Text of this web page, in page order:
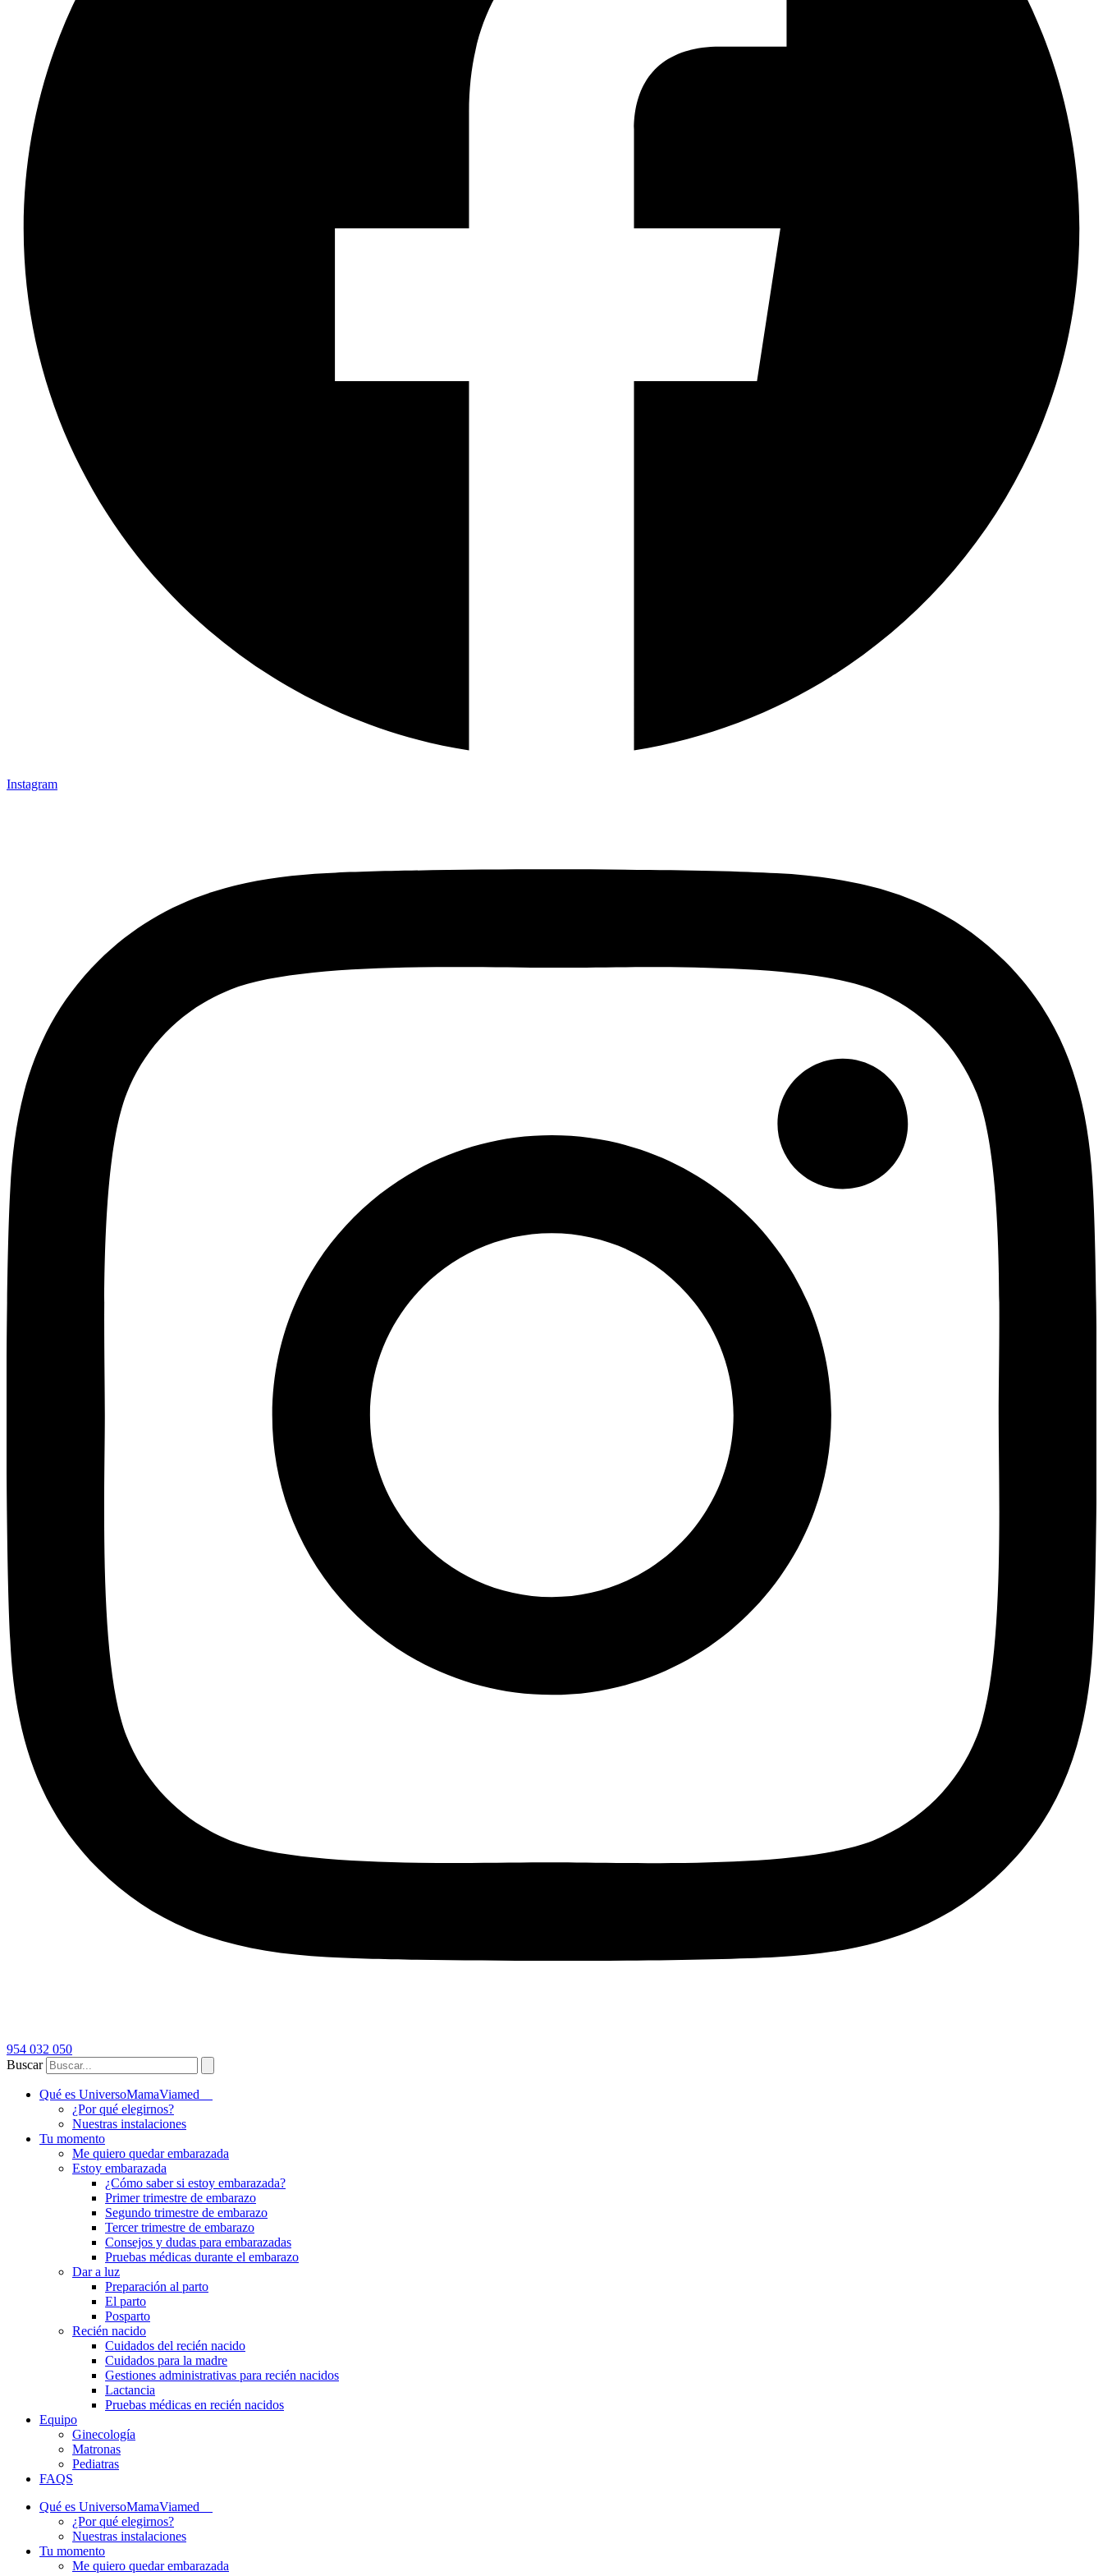
Instagram
954 032 050
Buscar
Qué es UniversoMamaViamed
¿Por qué elegirnos?
Nuestras instalaciones
Tu momento
Me quiero quedar embarazada
Estoy embarazada
¿Cómo saber si estoy embarazada?
Primer trimestre de embarazo
Segundo trimestre de embarazo
Tercer trimestre de embarazo
Consejos y dudas para embarazadas
Pruebas médicas durante el embarazo
Dar a luz
Preparación al parto
El parto
Posparto
Recién nacido
Cuidados del recién nacido
Cuidados para la madre
Gestiones administrativas para recién nacidos
Lactancia
Pruebas médicas en recién nacidos
Equipo
Ginecología
Matronas
Pediatras
FAQS
Qué es UniversoMamaViamed
¿Por qué elegirnos?
Nuestras instalaciones
Tu momento
Me quiero quedar embarazada